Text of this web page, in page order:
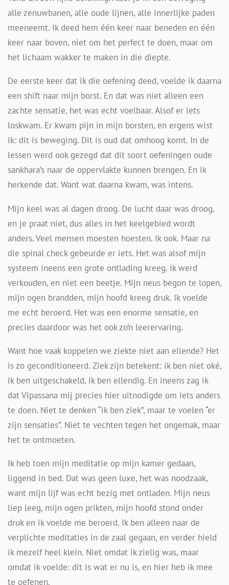
alle zenuwbanen, alle oude lijnen, alle innerlijke paden
meeneemt. Ik deed hem één keer naar beneden en één
keer naar boven, niet om het perfect te doen, maar om
het lichaam wakker te maken in die diepte.
De eerste keer dat ik die oefening deed, voelde ik daarna
een shift naar mijn borst. En dat was niet alleen een
zachte sensatie, het was echt voelbaar. Alsof er iets
loskwam. Er kwam pijn in mijn borsten, en ergens wist
ik: dit is beweging. Dit is oud dat omhoog komt. In de
lessen werd ook gezegd dat dit soort oefeningen oude
sankhara’s naar de oppervlakte kunnen brengen. En ik
herkende dat. Want wat daarna kwam, was intens.
Mijn keel was al dagen droog. De lucht daar was droog,
en je praat niet, dus alles in het keelgebied wordt
anders. Veel mensen moesten hoesten. Ik ook. Maar na
die spinal check gebeurde er iets. Het was alsof mijn
systeem ineens een grote ontlading kreeg. Ik werd
verkouden, en niet een beetje. Mijn neus begon te lopen,
mijn ogen brandden, mijn hoofd kreeg druk. Ik voelde
me echt beroerd. Het was een enorme sensatie, en
precies daardoor was het ook zo’n leerervaring.
Want hoe vaak koppelen we ziekte niet aan ellende? Het
is zo geconditioneerd. Ziek zijn betekent: ik ben niet oké,
ik ben uitgeschakeld, ik ben ellendig. En ineens zag ik
dat Vipassana mij precies hier uitnodigde om iets anders
te doen. Niet te denken “ik ben ziek”, maar te voelen “er
zijn sensaties”. Niet te vechten tegen het ongemak, maar
het te ontmoeten.
Ik heb toen mijn meditatie op mijn kamer gedaan,
liggend in bed. Dat was geen luxe, het was noodzaak,
want mijn lijf was echt bezig met ontladen. Mijn neus
liep leeg, mijn ogen prikten, mijn hoofd stond onder
druk en ik voelde me beroerd. Ik ben alleen naar de
verplichte meditaties in de zaal gegaan, en verder hield
ik mezelf heel klein. Niet omdat ik zielig was, maar
omdat ik voelde: dit is wat er nu is, en hier heb ik mee
te oefenen.